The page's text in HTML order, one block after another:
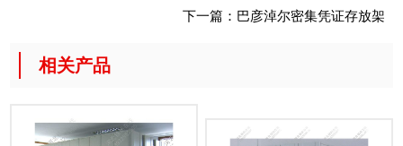
下一篇： 巴彦淖尔密集凭证存放架
相关产品